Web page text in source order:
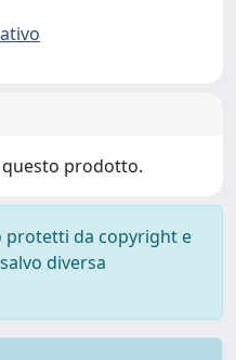
questo prodotto.
protetti da copyright e
diversa